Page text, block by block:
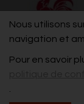
Nous utilisons
navigation et
Pour en savoir